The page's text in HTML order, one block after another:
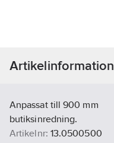
Artikelinformation
Anpassat till 900 mm
butiksinredning.
Artikelnr: 13.0500500